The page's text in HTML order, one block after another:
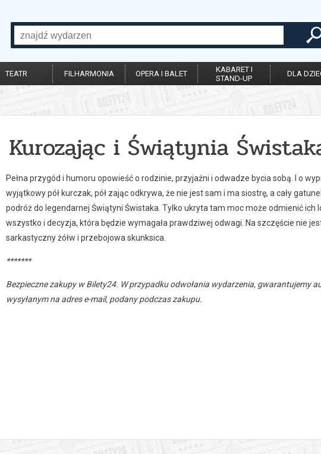
TEATR FILHARMONIA OPERA I BALET
KABARET I
STAND-UP
DLA
Kurozając i Świątynia
Pełna przygód i humoru opowieść o rodzinie, przyjaźni i odwadze bycia sobą. I o
wyjątkowy pół kurczak, pół zając odkrywa, że nie jest sam i ma siostrę, a cały
podróż do legendarnej Świątyni Świstaka. Tylko ukryta tam moc może odmienić
wszystko i decyzja, która będzie wymagała prawdziwej odwagi. Na szczęście nie
sarkastyczny żółw i przebojowa skunksica.
*******
Bezpieczne zakupy w Bilety24. W przypadku odwołania wydarzenia,
wysyłanym na adres e-mail, podany podczas zakupu.